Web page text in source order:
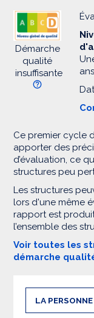
Démarche
qualité
insuffisante
ans
Ce premier cycle
apporter des
d’évaluation, ce
structures peu
Les structures
lors d'une même
rapport est
l’ensemble des
Voir toutes les
démarche
LA PERSONNE